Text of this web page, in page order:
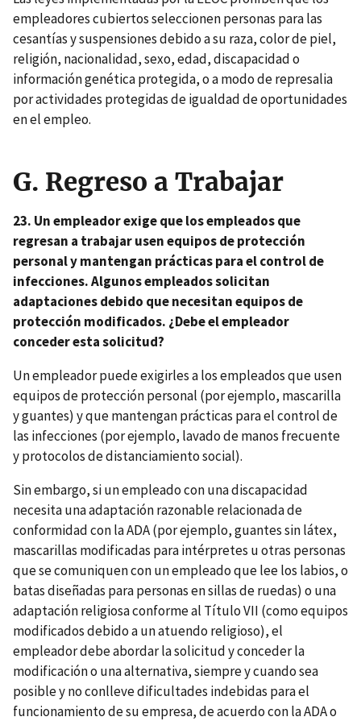
empleadores cubiertos seleccionen personas para las
cesantías y suspensiones debido a su raza, color de piel,
religión, nacionalidad, sexo, edad, discapacidad o
información genética protegida, o a modo de represalia
por actividades protegidas de igualdad de oportunidades
en el empleo.
G. Regreso a Trabajar
23. Un empleador exige que los empleados que
regresan a trabajar usen equipos de protección
personal y mantengan prácticas para el control de
infecciones. Algunos empleados solicitan
adaptaciones debido que necesitan equipos de
protección modificados. ¿Debe el empleador
conceder esta solicitud?
Un empleador puede exigirles a los empleados que usen
equipos de protección personal (por ejemplo, mascarilla
y guantes) y que mantengan prácticas para el control de
las infecciones (por ejemplo, lavado de manos frecuente
y protocolos de distanciamiento social).
Sin embargo, si un empleado con una discapacidad
necesita una adaptación razonable relacionada de
conformidad con la ADA (por ejemplo, guantes sin látex,
mascarillas modificadas para intérpretes u otras personas
que se comuniquen con un empleado que lee los labios, o
batas diseñadas para personas en sillas de ruedas) o una
adaptación religiosa conforme al Título VII (como equipos
modificados debido a un atuendo religioso), el
empleador debe abordar la solicitud y conceder la
modificación o una alternativa, siempre y cuando sea
posible y no conlleve dificultades indebidas para el
funcionamiento de su empresa, de acuerdo con la ADA o